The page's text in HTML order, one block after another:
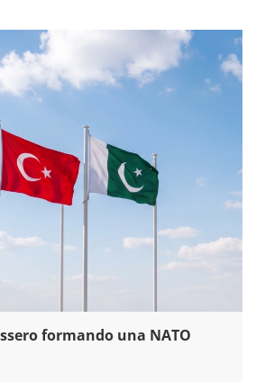
formando una NATO